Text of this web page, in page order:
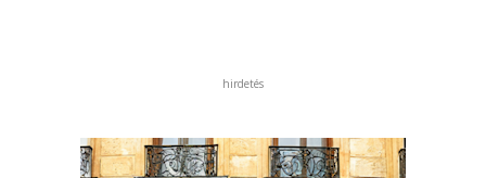
hirdetés